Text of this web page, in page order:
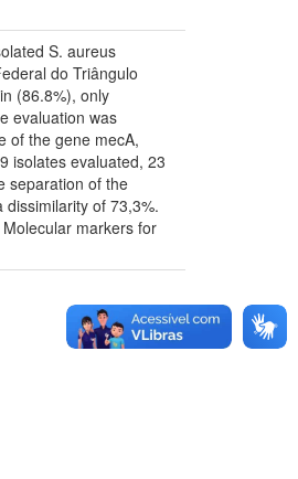
S. aureus
do Triângulo
(86.8%), only
evaluation was
of the gene mecA,
isolates evaluated, 23
separation of the
of 73,3%.
markers for